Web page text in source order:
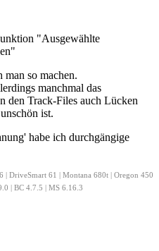
"Ausgewählte
man so machen.
manchmal das
den Track-Files auch Lücken
ist.
habe ich durchgängige
DriveSmart 61 | Montana 680t | Oregon 450
| BC 4.7.5 | MS 6.16.3